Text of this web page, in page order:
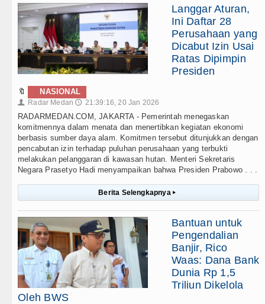
Langgar Aturan,
Ini Daftar 28
Perusahaan yang
Dicabut Izin Usai
Ratas Dipimpin
Presiden
🔖 NASIONAL
👤 Radar Medan 🕔 21:39:16, 20 Jan 2026
RADARMEDAN.COM, JAKARTA - Pemerintah menegaskan
komitmennya dalam menata dan menertibkan kegiatan ekonomi
berbasis sumber daya alam. Komitmen tersebut ditunjukkan dengan
pencabutan izin terhadap puluhan perusahaan yang terbukti
melakukan pelanggaran di kawasan hutan. Menteri Sekretaris
Negara Prasetyo Hadi menyampaikan bahwa Presiden Prabowo . . .
Berita Selengkapnya ▸
Bantuan untuk
Pengendalian
Banjir, Rico
Waas: Dana Bank
Dunia Rp 1,5
Triliun Dikelola
Oleh BWS